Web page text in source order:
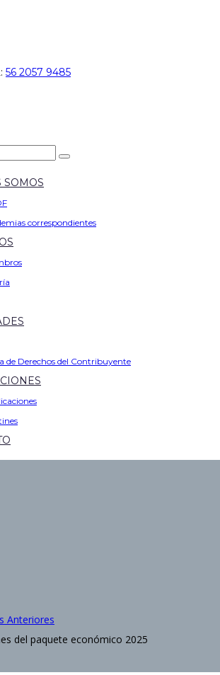
56 2057 9485
SOMOS
correspondientes
de Derechos del Contribuyente
Anteriores
del paquete económico 2025